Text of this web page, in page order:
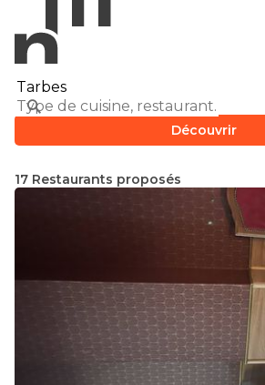
Découvrir
17 Restaurants proposés